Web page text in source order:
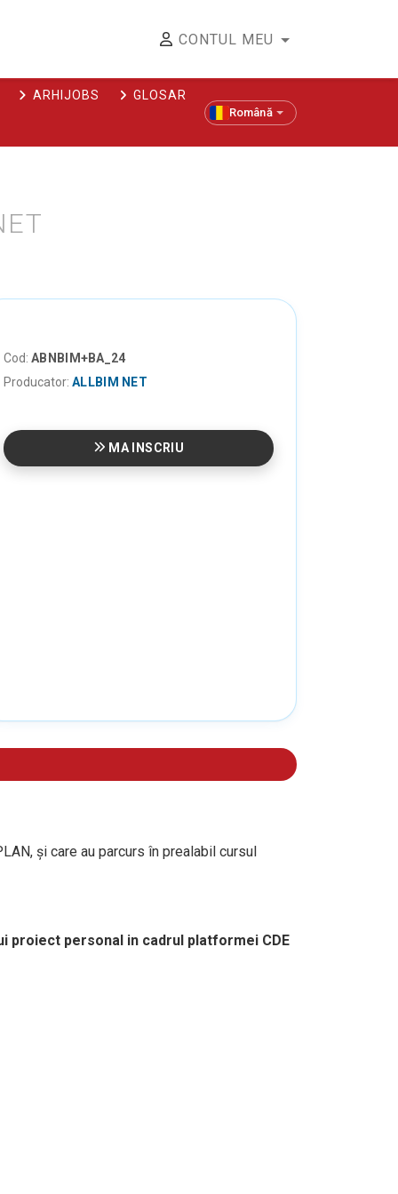
CONTUL MEU
ARHIJOBS GLOSAR
Română
Cod: ABNBIM+BA_24
Producator: ALLBIM NET
MA INSCRIU
și care au parcurs în prealabil cursul
proiect personal in cadrul platformei CDE